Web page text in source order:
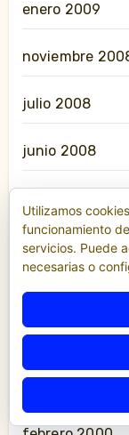
enero 2009
noviembre
julio 2008
junio 2008
diciembre 2006
julio 2005
julio 2003
septiembre
Utilizamos
funcionamiento
servicios. Puede
necesarias o